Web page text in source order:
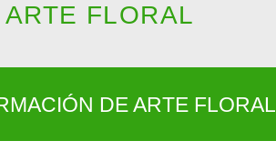
FLORAL
DE ARTE FLORAL